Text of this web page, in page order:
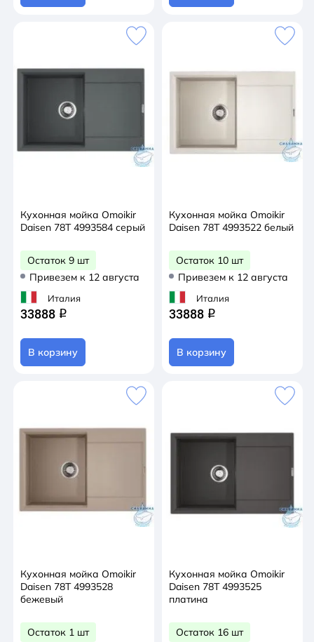
Кухонная мойка Omoikir
Daisen 78T 4993584 серый
Остаток 9 шт
Привезем к 12 августа
Италия
33888 q
В корзину
Кухонная мойка Omoikir
Daisen 78T 4993522 белый
Остаток 10 шт
Привезем к 12 августа
Италия
33888 q
В корзину
Кухонная мойка Omoikir
Daisen 78T 4993528
бежевый
Остаток 1 шт
Кухонная мойка Omoikir
Daisen 78T 4993525
платина
Остаток 16 шт